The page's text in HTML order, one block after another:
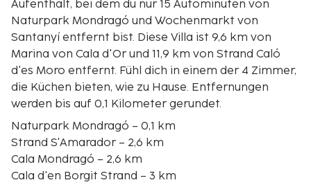
Aufenthalt, bei dem du nur 15 Autominuten von
Naturpark Mondragó und Wochenmarkt von
Santanyí entfernt bist. Diese Villa ist 9,6 km von
Marina von Cala d'Or und 11,9 km von Strand Caló
d'es Moro entfernt. Fühl dich in einem der 4 Zimmer,
die Küchen bieten, wie zu Hause. Entfernungen
werden bis auf 0,1 Kilometer gerundet.
Naturpark Mondragó – 0,1 km
Strand S'Amarador – 2,6 km
Cala Mondragó – 2,6 km
Cala d'en Borgit Strand – 3 km